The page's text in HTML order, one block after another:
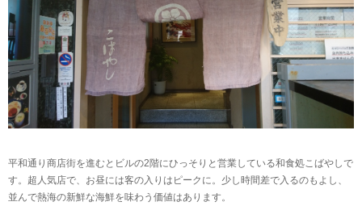
平和通り商店街を進むとビルの2階にひっそりと営業している和食処こばやしで
す。超人気店で、お昼には客の入りはピークに。少し時間差で入るのもよし、
並んで熱海の新鮮な海鮮を味わう価値はあります。